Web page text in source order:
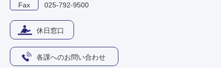
Fax 025-792-9500
休日窓口
各課へのお問い合わせ